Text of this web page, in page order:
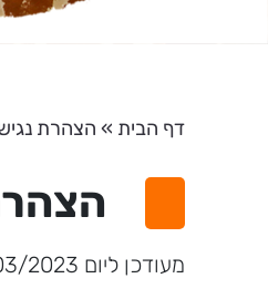
דף הבית » הצהרת
מעודכן ליום 21/03/2023